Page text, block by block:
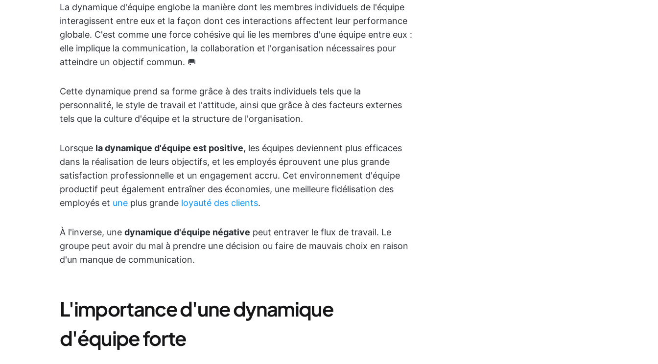
La dynamique d'équipe englobe la manière dont les membres individuels de l'équipe
interagissent entre eux et la façon dont ces interactions affectent leur performance
globale. C'est comme une force cohésive qui lie les membres d'une équipe entre eux :
elle implique la communication, la collaboration et l'organisation nécessaires pour
atteindre un objectif commun. 🥅
Cette dynamique prend sa forme grâce à des traits individuels tels que la
personnalité, le style de travail et l'attitude, ainsi que grâce à des facteurs externes
tels que la culture d'équipe et la structure de l'organisation.
Lorsque la dynamique d'équipe est positive, les équipes deviennent plus efficaces
dans la réalisation de leurs objectifs, et les employés éprouvent une plus grande
satisfaction professionnelle et un engagement accru. Cet environnement d'équipe
productif peut également entraîner des économies, une meilleure fidélisation des
employés et une plus grande loyauté des clients.
À l'inverse, une dynamique d'équipe négative peut entraver le flux de travail. Le
groupe peut avoir du mal à prendre une décision ou faire de mauvais choix en raison
d'un manque de communication.
L'importance d'une dynamique
d'équipe forte